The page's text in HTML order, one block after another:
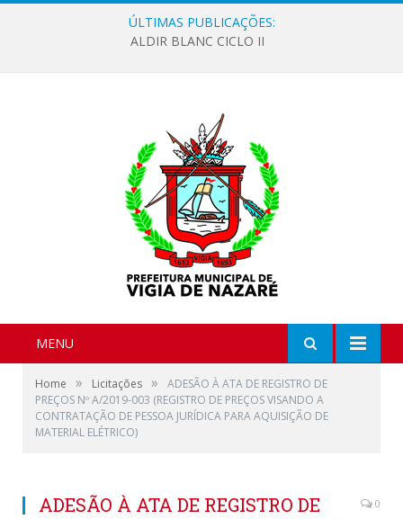
ÚLTIMAS PUBLICAÇÕES:
ALDIR BLANC CICLO II
MENU
Home » Licitações »
ADESÃO À ATA DE REGISTRO DE
PREÇOS Nº A/2019-003 (REGISTRO DE PREÇOS VISANDO A
CONTRATAÇÃO DE PESSOA JURÍDICA PARA AQUISIÇÃO DE
MATERIAL ELÉTRICO)
ADESÃO À ATA DE REGISTRO DE
0